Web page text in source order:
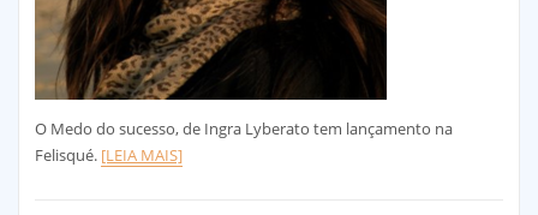
O Medo do sucesso, de Ingra Lyberato tem lançamento na
Felisqué. [LEIA MAIS]